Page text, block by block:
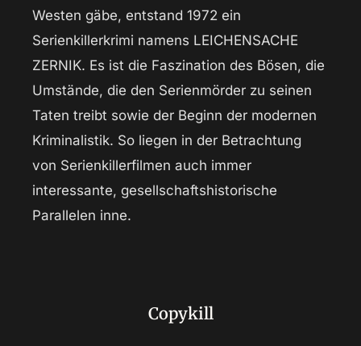
Westen gäbe, entstand 1972 ein
Serienkillerkrimi namens LEICHENSACHE
ZERNIK. Es ist die Faszination des Bösen, die
Umstände, die den Serienmörder zu seinen
Taten treibt sowie der Beginn der modernen
Kriminalistik. So liegen in der Betrachtung
von Serienkillerfilmen auch immer
interessante, gesellschaftshistorische
Parallelen inne.
Copykill